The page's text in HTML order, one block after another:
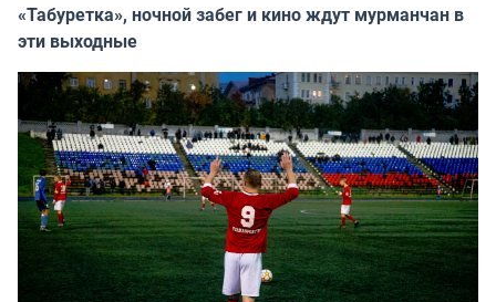
«Табуретка», ночной забег и кино ждут мурманчан в
эти выходные